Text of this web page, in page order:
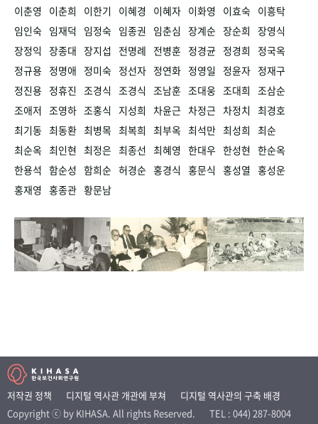
이춘영
이춘희 이한기 이혜경 이혜자 이화영 이효숙 이흥탁
임인숙 임재덕 임정숙 임종권 임춘심 장계순 장순희 장영식
장정익 장종대 장지섭 전명례 전병훈 정경균 정경희
정국옥
정규용 정명애 정미숙 정선자 정연화 정영일 정윤자 정재구
정진용 정휴진 조경식 조경식 조남훈 조대웅 조대희 조삼순
조애저 조영하 조홍식 지성희 차윤근 차정근 차정치 최경호
최기동 최동환 최병목 최복희 최부옥 최석만 최성희 최순
최순옥 최인현 최정은 최종선 최혜영 한대우 한성현 한순옥
한용석 함순성 함희순 허경순 홍경식 홍문식 홍성열 홍성운
홍재영 홍종관 황문남
저작권 정책 디지털 역사관 개관에 부쳐
디지털 역사관의 구축 배경
Copyright ⓒ by KIHASA. All rights Reserved.
TEL : 044) 287-8004